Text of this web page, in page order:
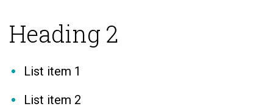
Heading 2
List item 1
List item 2